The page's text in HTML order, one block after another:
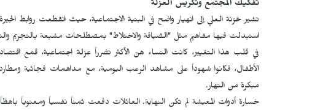
تفكيك المجتمع وتكريس العزلة
تشير خزنة العلي إلى انهيار واضح في البنية الاجتماعية، حيث انقطعت روابط
استبدلت فيها مفاهيم مثل "الضيافة والاختلاط" بمصطلحات مشبعة بالتجريم
في قلب هذا التغيير، كانت النساء هنّ الأكثر تضرراً عزلة اجتماعية، قمع
الأطفال، فكانوا شهوداً على مشاهد الرعب اليومية، مع مداهمات فجائية
مبكرة من النهار.
خسارة أدوات المعيشة لم تكن النهاية. العائلات دفعت ثمناً نفسياً ومعنوياً